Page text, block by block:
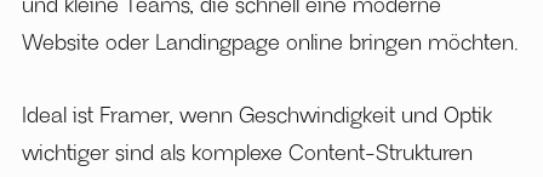
Website oder Landingpage online bringen möchten.
Ideal ist Framer, wenn Geschwindigkeit und Optik
wichtiger sind als komplexe Content-Strukturen